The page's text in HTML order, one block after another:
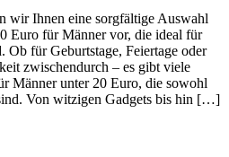
wir Ihnen eine sorgfältige Auswahl
Euro für Männer vor, die ideal für
Ob für Geburtstage, Feiertage oder
zwischendurch – es gibt viele
Männer unter 20 Euro, die sowohl
Von witzigen Gadgets bis hin […]